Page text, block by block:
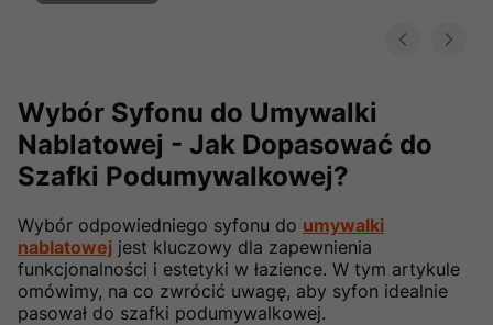
Wybór Syfonu do Umywalki
Nablatowej - Jak Dopasować do
Szafki Podumywalkowej?
Wybór odpowiedniego syfonu do umywalki
nablatowej jest kluczowy dla zapewnienia
funkcjonalności i estetyki w łazience. W tym artykule
omówimy, na co zwrócić uwagę, aby syfon idealnie
pasował do szafki podumywalkowej.